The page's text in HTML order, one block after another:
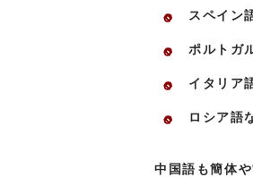
スペイン
ポルトガ
イタリア
ロシア語
中国語も簡体